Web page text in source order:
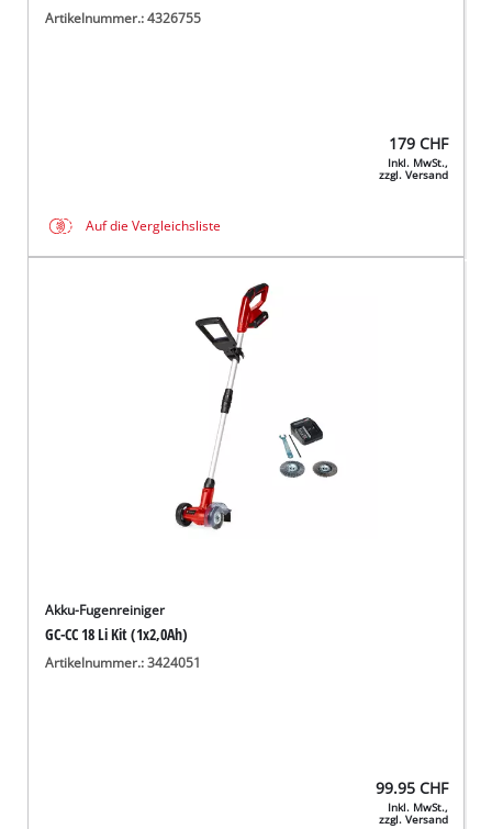
Artikelnummer.: 4326755
179 CHF
Inkl. MwSt.,
zzgl. Versand
Auf die Vergleichsliste
Akku-Fugenreiniger
GC-CC 18 Li Kit (1x2,0Ah)
Artikelnummer.: 3424051
99.95 CHF
Inkl. MwSt.,
zzgl. Versand